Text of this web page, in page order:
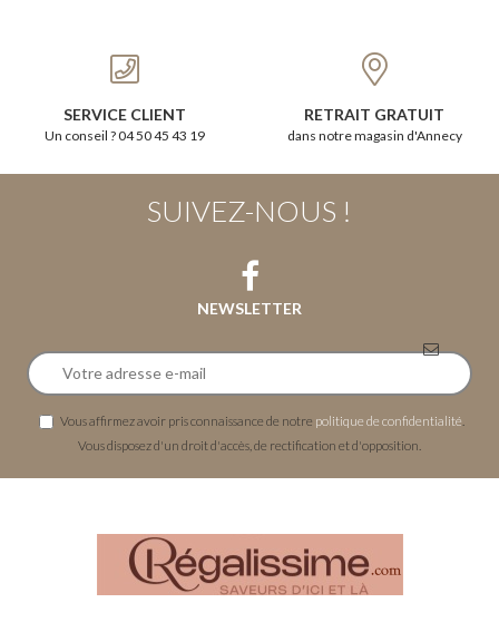
SERVICE CLIENT
Un conseil ? 04 50 45 43 19
RETRAIT GRATUIT
dans notre magasin d'Annecy
SUIVEZ-NOUS !
NEWSLETTER
Vous affirmez avoir pris connaissance de notre politique de confidentialité
Vous disposez d'un droit d'accès, de rectification et d'opposition.